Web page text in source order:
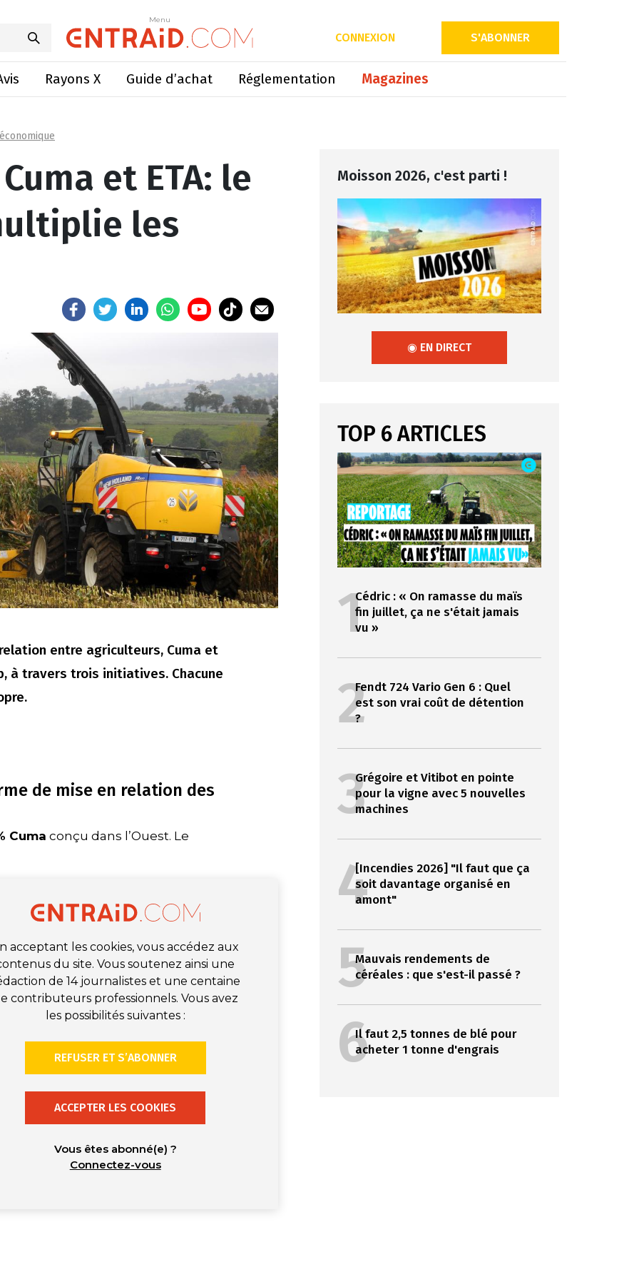
Menu
CONNEXION S'ABONNER
Rayons X Guide d’achat Réglementation Magazines
Menu
le numérique multiplie les possibilités
et ETA: le
les
entre agriculteurs, Cuma et
à travers trois initiatives. Chacune
de mise en relation des
Cuma conçu dans l’Ouest. Le
acceptant les cookies, vous accédez aux
du site. Vous soutenez ainsi une
de 14 journalistes et une centaine
contributeurs professionnels. Vous avez
les possibilités suivantes :
REFUSER ET S’ABONNER
ACCEPTER LES COOKIES
Vous êtes abonné(e) ?
Connectez-vous
Moisson 2026, c'est parti !
◉ EN DIRECT
TOP 6 ARTICLES
1Cédric : « On ramasse du maïs
fin juillet, ça ne s'était jamais
vu »
2Fendt 724 Vario Gen 6 : Quel
est son vrai coût de détention
?
3Grégoire et Vitibot en pointe
pour la vigne avec 5 nouvelles
machines
4[Incendies 2026] "Il faut que ça
soit davantage organisé en
amont"
5Mauvais rendements de
céréales : que s'est-il passé ?
6Il faut 2,5 tonnes de blé pour
acheter 1 tonne d'engrais